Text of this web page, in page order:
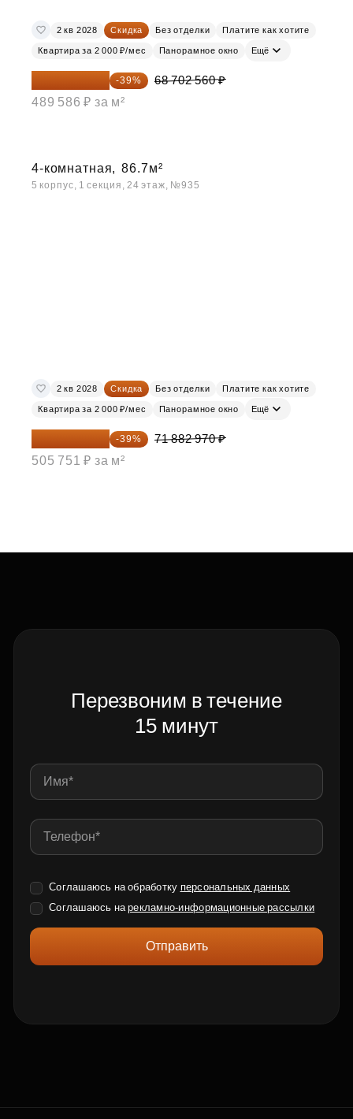
2 кв 2028 Скидка Без отделки Платите как хотите
Квартира за 2 000 ₽/мес Панорамное окно Ещё
41 908 562 ₽ -39%
68 702 560 ₽
489 586 ₽ за м²
4-комнатная, 86.7м²
5 корпус, 1 секция, 24 этаж, №935
2 кв 2028 Скидка Без отделки Платите как хотите
Квартира за 2 000 ₽/мес Панорамное окно Ещё
43 848 612 ₽ -39%
71 882 970 ₽
505 751 ₽ за м²
Перезвоним в течение
15 минут
Соглашаюсь на обработку персональных данных
Соглашаюсь нарекламно-информационные рассылки
Отправить